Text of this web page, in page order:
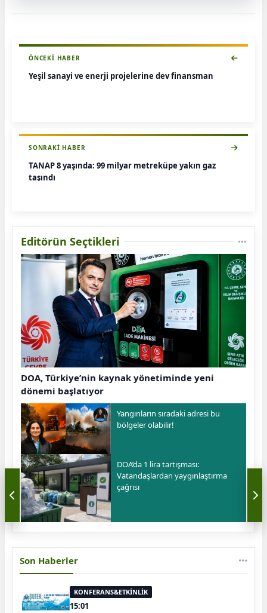
ÖNCEKI HABER
Yeşil sanayi ve enerji projelerine dev finansman
SONRAKI HABER
TANAP 8 yaşında: 99 milyar metreküpe yakın gaz
taşındı
Editörün Seçtikleri
DOA, Türkiye’nin kaynak yönetiminde yeni
dönemi başlatıyor
Yangınların sıradaki adresi bu
bölgeler olabilir!
DOA’da 1 lira tartışması:
Vatandaşlardan yaygınlaştırma
çağrısı
Son Haberler
KONFERANS&ETKİNLİK
15:01